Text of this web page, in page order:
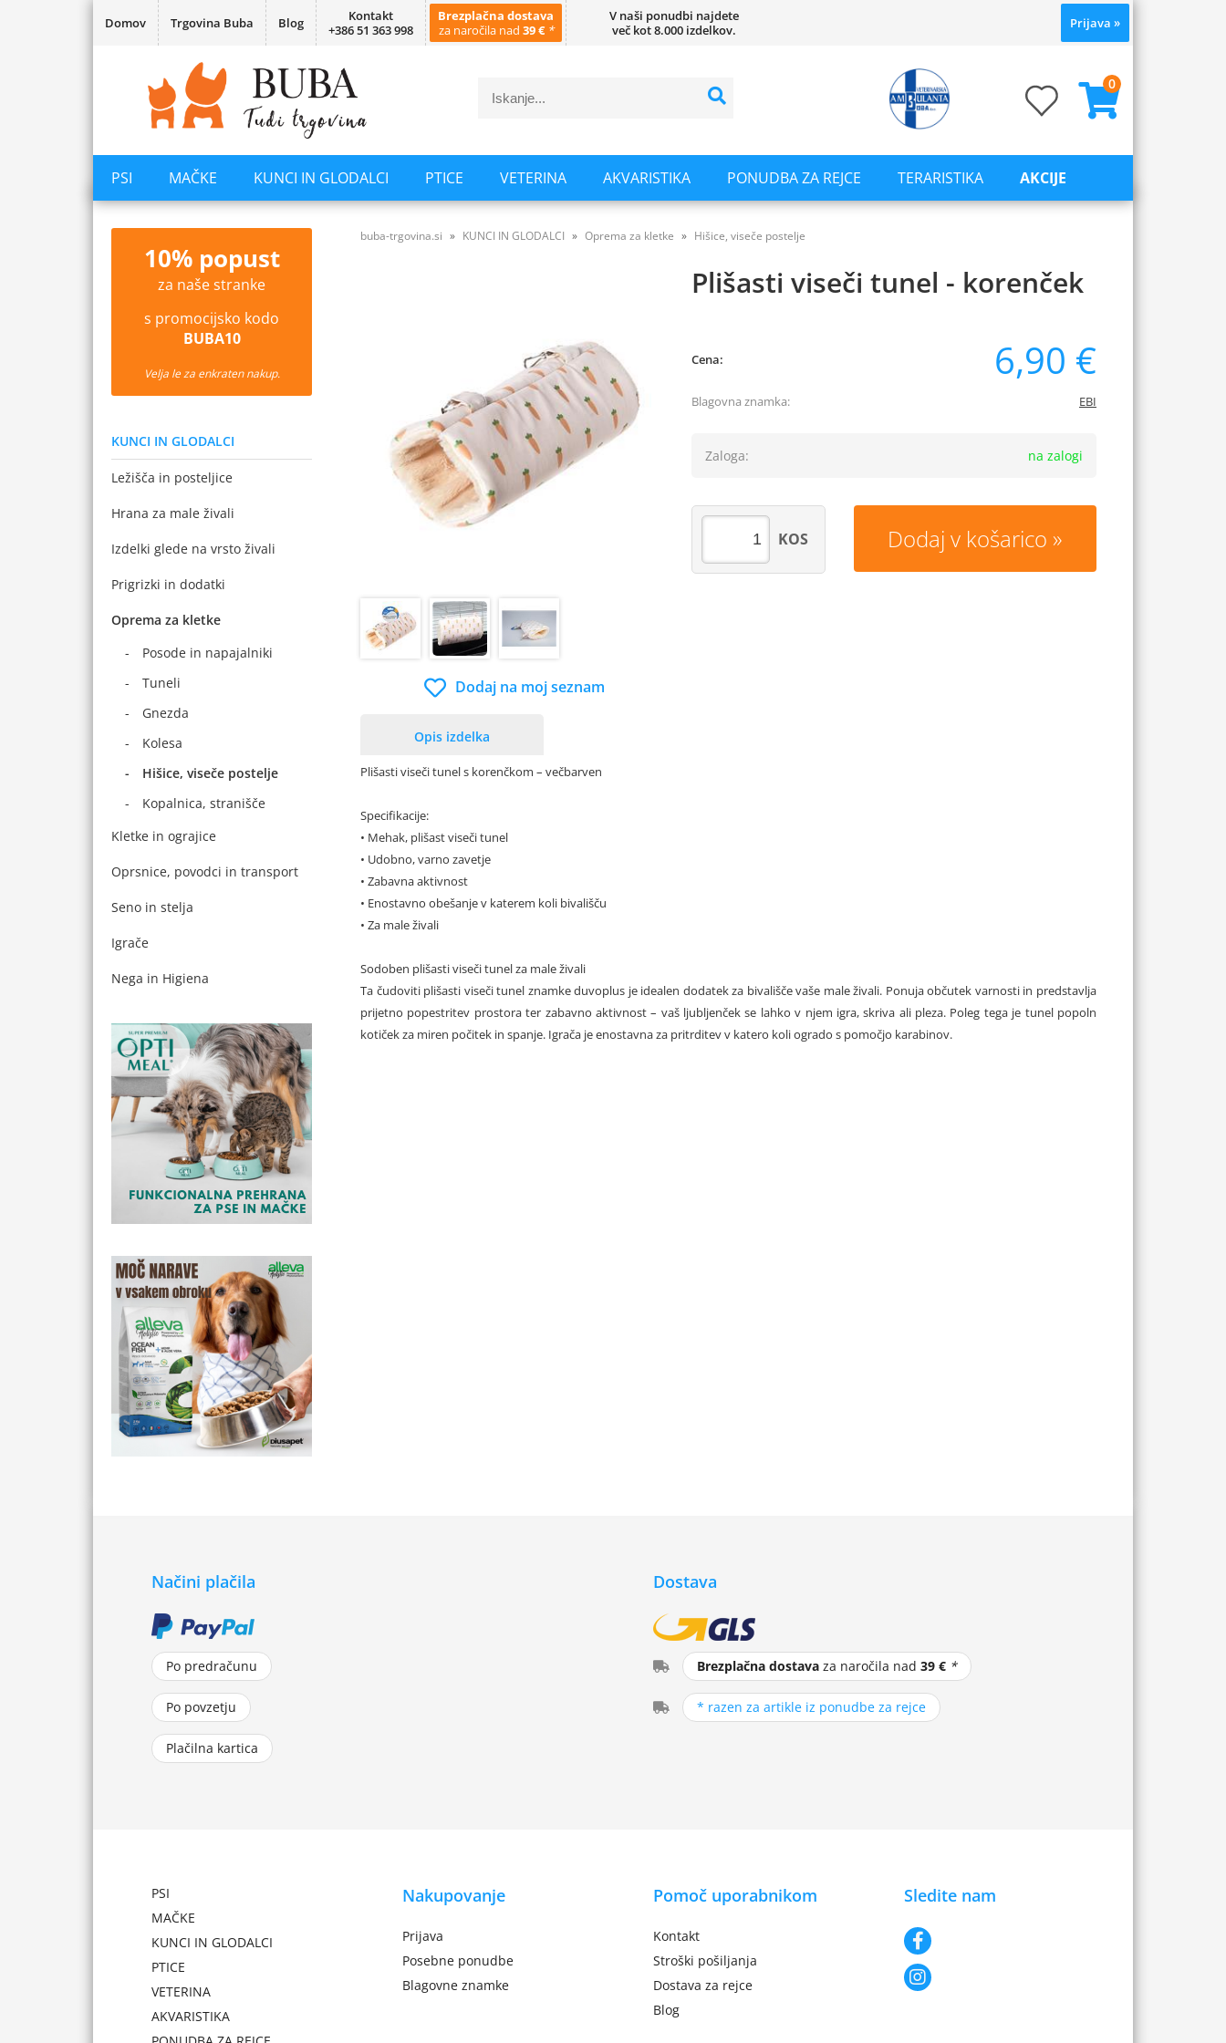
Domov Trgovina Buba Blog
Kontakt
+386 51 363 998
Brezplačna dostava
za naročila nad 39 € *
V naši ponudbi najdete
več kot 8.000 izdelkov.
Prijava »
0
PSI MAČKE KUNCI IN GLODALCI PTICE VETERINA AKVARISTIKA PONUDBA ZA REJCE TERARISTIKA AKCIJE
10% popust
za naše stranke
s promocijsko kodo
BUBA10
Velja le za enkraten nakup.
KUNCI IN GLODALCI
Ležišča in posteljice
Hrana za male živali
Izdelki glede na vrsto živali
Prigrizki in dodatki
Oprema za kletke
Posode in napajalniki
Tuneli
Gnezda
Kolesa
Hišice, viseče postelje
Kopalnica, stranišče
Kletke in ograjice
Oprsnice, povodci in transport
Seno in stelja
Igrače
Nega in Higiena
buba-trgovina.si KUNCI IN GLODALCI Oprema za kletke Hišice, viseče postelje
Plišasti viseči tunel - korenček
Dodaj na moj seznam
Cena: 6,90 €
Blagovna znamka: EBI
Zaloga: na zalogi
Dodaj v košarico
KOS
Opis izdelka
Plišasti viseči tunel s korenčkom – večbarven
Specifikacije:
• Mehak, plišast viseči tunel
• Udobno, varno zavetje
• Zabavna aktivnost
• Enostavno obešanje v katerem koli bivališču
• Za male živali
Sodoben plišasti viseči tunel za male živali
Ta čudoviti plišasti viseči tunel znamke duvoplus je idealen dodatek za bivališče vaše male živali. Ponuja občutek varnosti in predstavlja
prijetno popestritev prostora ter zabavno aktivnost – vaš ljubljenček se lahko v njem igra, skriva ali pleza. Poleg tega je tunel popoln
kotiček za miren počitek in spanje. Igrača je enostavna za pritrditev v katero koli ogrado s pomočjo karabinov.
Načini plačila
Po predračunu
Po povzetju
Plačilna kartica
Dostava
Brezplačna dostavaza naročila nad 39 € *
* razen za artikle iz ponudbe za rejce
PSI
MAČKE
KUNCI IN GLODALCI
PTICE
VETERINA
AKVARISTIKA
Nakupovanje
Prijava
Posebne ponudbe
Blagovne znamke
Pomoč uporabnikom
Kontakt
Stroški pošiljanja
Dostava za rejce
Blog
Sledite nam